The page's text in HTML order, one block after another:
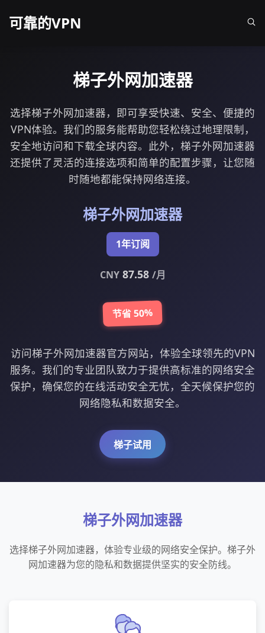
可靠的VPN
梯子外网加速器
选择梯子外网加速器，即可享受快速、安全、便捷的
VPN体验。我们的服务能帮助您轻松绕过地理限制，
安全地访问和下载全球内容。此外，梯子外网加速器
还提供了灵活的连接选项和简单的配置步骤，让您随
时随地都能保持网络连接。
梯子外网加速器
1年订阅
CNY87.58 /月
节省 50%
访问梯子外网加速器官方网站，体验全球领先的VPN
服务。我们的专业团队致力于提供高标准的网络安全
保护，确保您的在线活动安全无忧，全天候保护您的
网络隐私和数据安全。
梯子试用
梯子外网加速器
选择梯子外网加速器，体验专业级的网络安全保护。梯子外
网加速器为您的隐私和数据提供坚实的安全防线。